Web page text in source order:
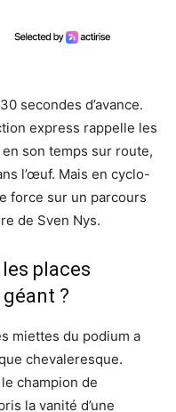
secondes d’avance.
express rappelle les
en son temps sur route,
l’œuf. Mais en cyclo-
force sur un parcours
de Sven Nys.
places
?
miettes du podium a
chevaleresque.
champion de
la vanité d’une